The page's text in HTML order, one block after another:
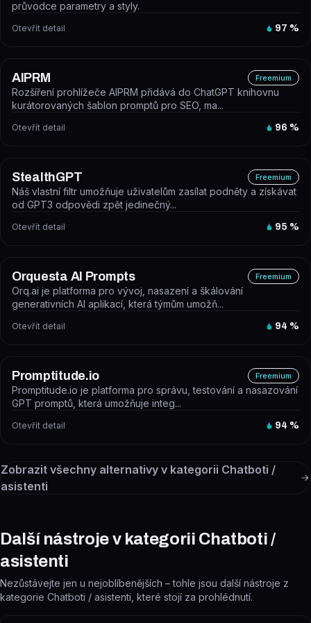
průvodce parametry a styly.
Otevřít detail 97 %
AIPRM Freemium
Rozšíření prohlížeče AIPRM přidává do ChatGPT knihovnu
kurátorovaných šablon promptů pro SEO, ma...
Otevřít detail 96 %
StealthGPT Freemium
Náš vlastní filtr umožňuje uživatelům zasílat podněty a získávat
od GPT3 odpovědi zpět jedinečný...
Otevřít detail 95 %
Orquesta AI Prompts Freemium
Orq.ai je platforma pro vývoj, nasazení a škálování
generativních AI aplikací, která týmům umožň...
Otevřít detail 94 %
Promptitude.io Freemium
Promptitude.io je platforma pro správu, testování a nasazování
GPT promptů, která umožňuje integ...
Otevřít detail 94 %
Zobrazit všechny alternativy v kategorii Chatboti /
asistenti
Další nástroje v kategorii Chatboti /
asistenti
Nezůstávejte jen u nejoblíbenějších – tohle jsou další nástroje z
kategorie Chatboti / asistenti, které stojí za prohlédnutí.